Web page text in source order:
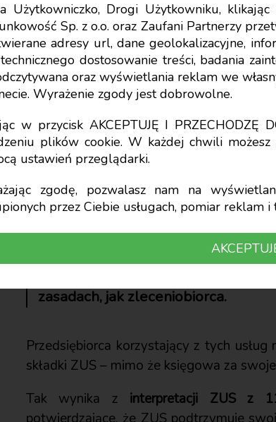
Użytkowniczko, Drogi Użytkowniku,
Sp. z o.o. oraz Zaufani Partnerzy
adresy url, dane geolokalizacyjne,
dostosowanie treści, badania
oraz wyświetlania reklam we
Wyrażenie zgody jest dobrowolne.
w przycisk AKCEPTUJĘ I PRZECHODZĘ
plików cookie. W każdej chwili
ustawień przeglądarki.
zgodę, pozwalasz nam na
przez Ciebie usługach, pomiar reklam i
Składki ZUS
Działalność
oskładkowana
Krzysztof Hałub
Księgowa wykonująca usługi na
zasadach, jak zleceniobiorca.
Przedsiębiorca korzystający z tych
składki ZUS – mimo że księgowa za
Tak wynika z interpretacji ZUS z